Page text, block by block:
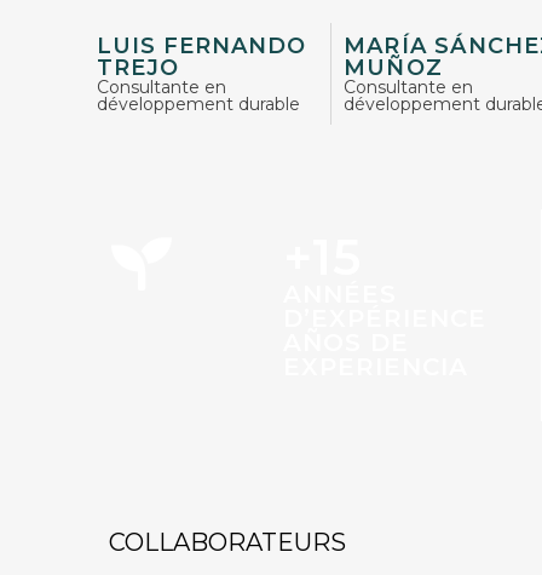
LUIS FERNANDO
TREJO
Consultante en
développement durable
MARÍA
MUÑOZ
Consultante en
développement
COLLABORATEURS